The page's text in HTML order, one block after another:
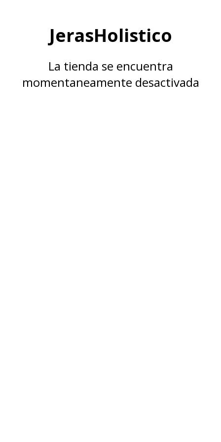
JerasHolistico
La tienda se encuentra
momentaneamente desactivada